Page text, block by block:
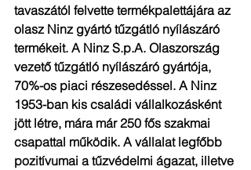
tavaszától felvette termékpalettájára az
olasz Ninz gyártó tűzgátló nyílászáró
termékeit. A Ninz S.p.A. Olaszország
vezető tűzgátló nyílászáró gyártója,
70%-os piaci részesedéssel. A Ninz
1953-ban kis családi vállalkozásként
jött létre, mára már 250 fős szakmai
csapattal működik. A vállalat legfőbb
pozitívumai a tűzvédelmi ágazat, illetve